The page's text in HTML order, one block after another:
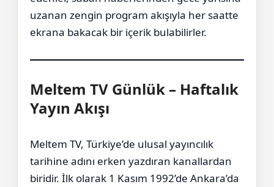
uzanan zengin program akışıyla her saatte
ekrana bakacak bir içerik bulabilirler.
Meltem TV Günlük – Haftalık
Yayın Akışı
Meltem TV, Türkiye’de ulusal yayıncılık
tarihine adını erken yazdıran kanallardan
biridir. İlk olarak 1 Kasım 1992’de Ankara’da